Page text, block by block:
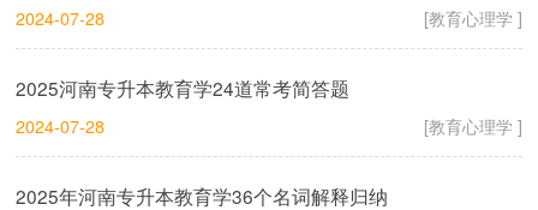
2024-07-28 [教育心理学 ]
2025河南专升本教育学24道常考简答题
2024-07-28 [教育心理学 ]
2025年河南专升本教育学36个名词解释归纳